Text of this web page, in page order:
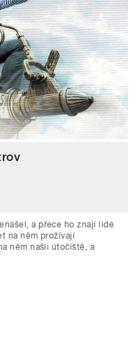
a přece ho znají lidé
na něm prožívají
něm našli útočiště, a